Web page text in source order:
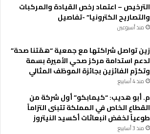
الترخيص – اعتماد رخص القيادة والمركبات
والتصاريح الكترونيا” -تفاصيل
منذ أسبوعين
زين تواصل شراكتها مع جمعية “همّتنا صحة”
لدعم استدامة مركز صحي الأميرة بسمة
وتكرّم الفائزين بجائزة الموظف المثالي
منذ 4 أسابيع
م. أبو هديب: “كيمابكو” أول شركة من
القطاع الخاص في المملكة تتبنى التزاماً
طوعياً لخفض انبعاثات أكسيد النيتروز
منذ 3 أسابيع